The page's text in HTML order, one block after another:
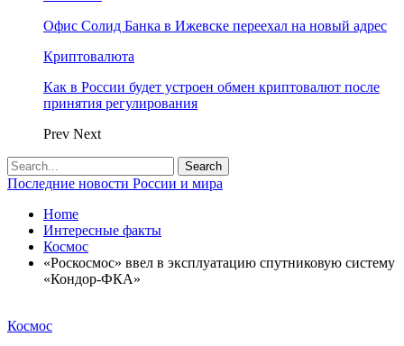
Офис Солид Банка в Ижевске переехал на новый адрес
Криптовалюта
Как в России будет устроен обмен криптовалют после
принятия регулирования
Prev Next
Последние новости России и мира
Home
Интересные факты
Космос
«Роскосмос» ввел в эксплуатацию спутниковую систему
«Кондор-ФКА»
Космос